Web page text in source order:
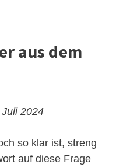
aus dem
2024
so klar ist, streng
auf diese Frage